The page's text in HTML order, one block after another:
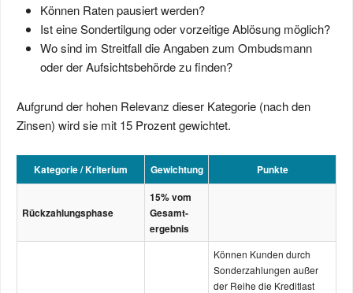
Können Raten pausiert werden?
Ist eine Sondertilgung oder vorzeitige Ablösung möglich?
Wo sind im Streitfall die Angaben zum Ombudsmann
oder der Aufsichtsbehörde zu finden?
Aufgrund der hohen Relevanz dieser Kategorie (nach den
Zinsen) wird sie mit 15 Prozent gewichtet.
Kategorie / Kriterium Gewichtung Punkte
Rück­zahlungs­phase
15% vom
Gesamt­
ergebnis
Können Kunden durch
Sonder­zahlungen außer
der Reihe die Kreditlast